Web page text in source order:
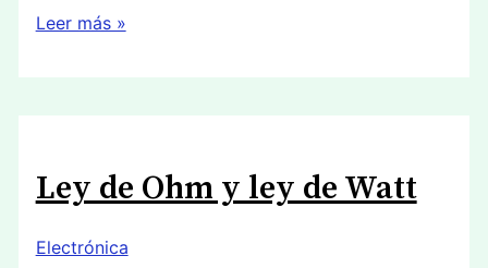
Ley
Leer más »
Ley de Ohm y ley de Watt
Electrónica